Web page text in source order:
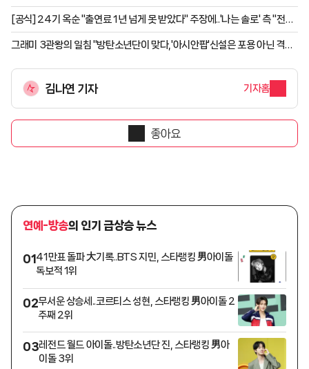
[공식] 24기 옥순 "출연료 1년 넘게 못 받았다" 주장에..'나는 솔로' 측 "전액
지급 완료"
그래미 3관왕의 일침 "방탄소년단이 맞다,'아시안팝'신설은 포용 아닌 격리"
김나연 기자 기자홈
좋아요
연예-방송의 인기 급상승 뉴스
0141만표 돌파 大기록..BTS 지민, 스타랭킹 男아이돌
독보적 1위
02무서운 상승세..코르티스 성현, 스타랭킹 男아이돌 2
주째 2위
03레전드 월드 아이돌..방탄소년단 진, 스타랭킹 男아
이돌 3위